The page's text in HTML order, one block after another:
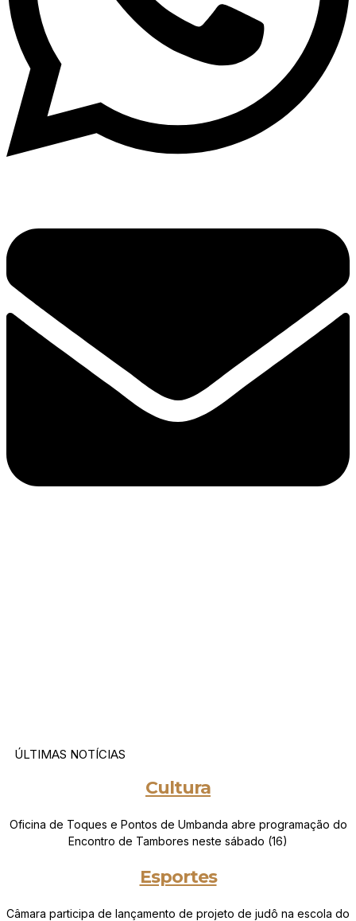
ÚLTIMAS NOTÍCIAS
Cultura
Oficina de Toques e Pontos de Umbanda abre programação do
Encontro de Tambores neste sábado (16)
Esportes
Câmara participa de lançamento de projeto de judô na escola do